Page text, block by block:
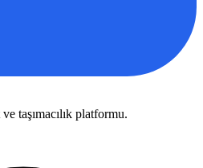
taşımacılık platformu.